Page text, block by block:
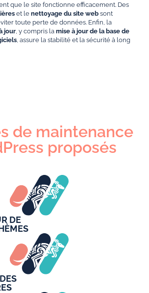
que le site fonctionne efficacement. Des
et le nettoyage du site web sont
toute perte de données. Enfin, la
jour , y compris la mise à jour de la base de
, assure la stabilité et la sécurité à long
de maintenance
proposés
DE